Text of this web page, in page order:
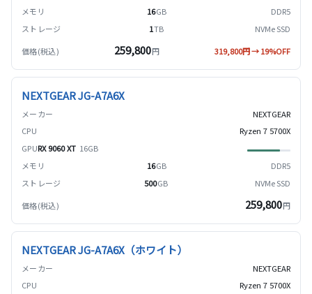
16GB
DDR5
1TB NVMe SSD
259,800円 319,800円 → 19%OFF
NEXTGEAR JG-A7A6X
NEXTGEAR
Ryzen 7 5700X
RX 9060 XT 16GB
16GB
DDR5
500GB NVMe SSD
259,800円
NEXTGEAR JG-A7A6X（ホワイト）
NEXTGEAR
Ryzen 7 5700X